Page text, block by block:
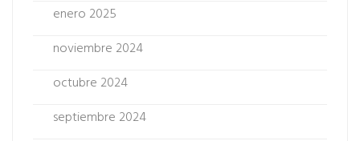
enero 2025
noviembre 2024
octubre 2024
septiembre 2024